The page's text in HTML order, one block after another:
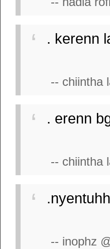
. kerenn
-- chiintha
. erenn
-- chiintha
-- inophz